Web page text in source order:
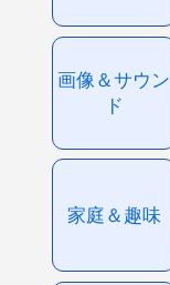
画像＆サウン
ド
家庭＆趣味